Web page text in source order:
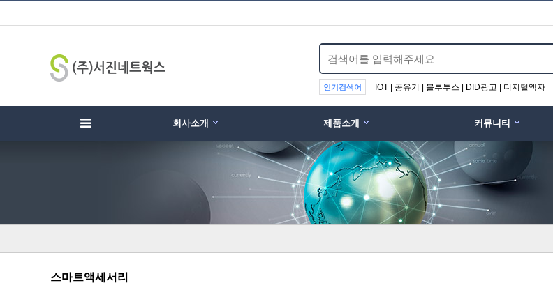
인기검색어 IOT | 공유기 | 블루투스 | DID광고 | 디지털액자
회사소개
제품소개
커뮤니티
스마트액세서리